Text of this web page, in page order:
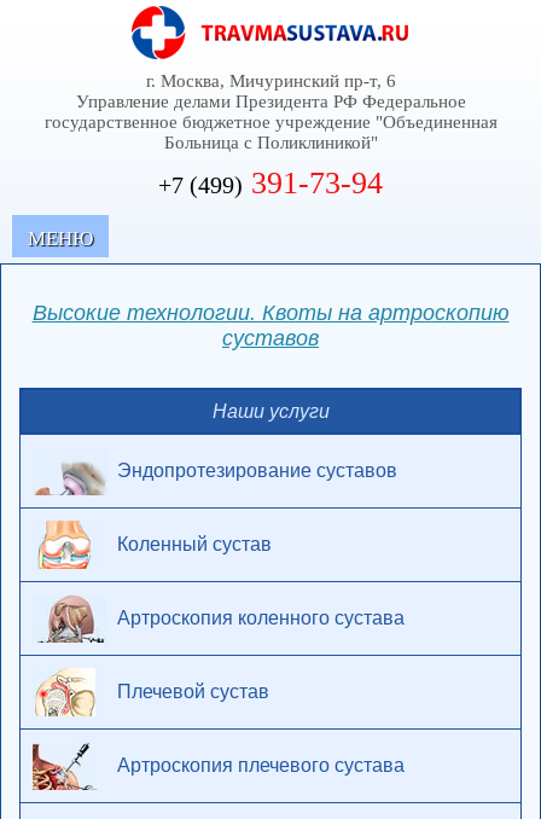
г. Москва, Мичуринский пр-т, 6
Управление делами Президента РФ Федеральное
государственное бюджетное учреждение "Объединенная
Больница с Поликлиникой"
+7 (499) 391-73-94
MЕНЮ
Высокие технологии. Квоты на артроскопию
суставов
Наши услуги
Эндопротезирование суставов
Коленный сустав
Артроскопия коленного сустава
Плечевой сустав
Артроскопия плечевого сустава